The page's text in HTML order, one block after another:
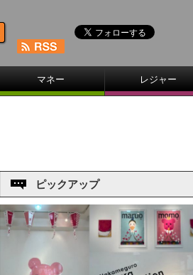
マネー レジャー
ピックアップ